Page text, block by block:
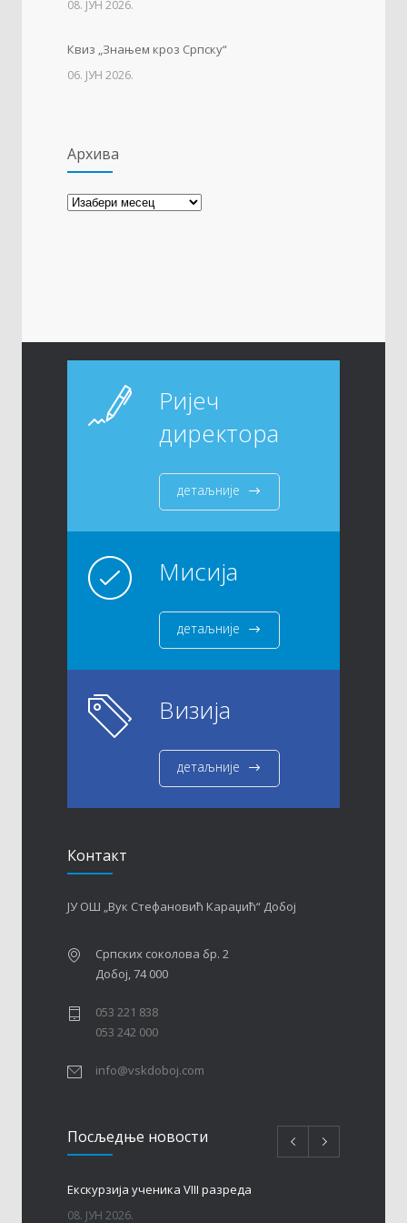
08. ЈУН 2026.
Квиз „Знањем кроз Српску“
06. ЈУН 2026.
Архива
Архива
Ријеч
директора
детаљније
Мисија
детаљније
Визија
детаљније
Контакт
ЈУ ОШ „Вук Стефановић Караџић“ Добој
Српских соколова бр. 2
Добој, 74 000
053 221 838
053 242 000
info@vskdoboj.com
Посљедњe новости
Eкскурзија ученика VIII разреда
08. ЈУН 2026.